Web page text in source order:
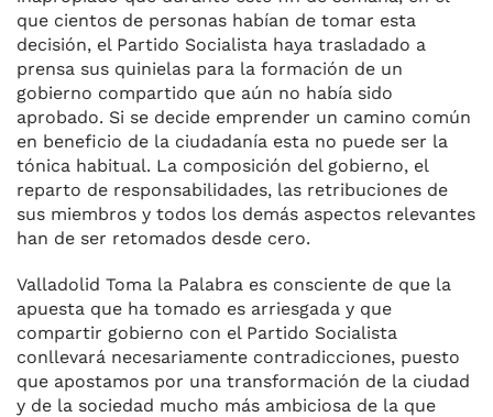
que cientos de personas habían de tomar esta
decisión, el Partido Socialista haya trasladado a
prensa sus quinielas para la formación de un
gobierno compartido que aún no había sido
aprobado. Si se decide emprender un camino común
en beneficio de la ciudadanía esta no puede ser la
tónica habitual. La composición del gobierno, el
reparto de responsabilidades, las retribuciones de
sus miembros y todos los demás aspectos relevantes
han de ser retomados desde cero.
Valladolid Toma la Palabra es consciente de que la
apuesta que ha tomado es arriesgada y que
compartir gobierno con el Partido Socialista
conllevará necesariamente contradicciones, puesto
que apostamos por una transformación de la ciudad
y de la sociedad mucho más ambiciosa de la que